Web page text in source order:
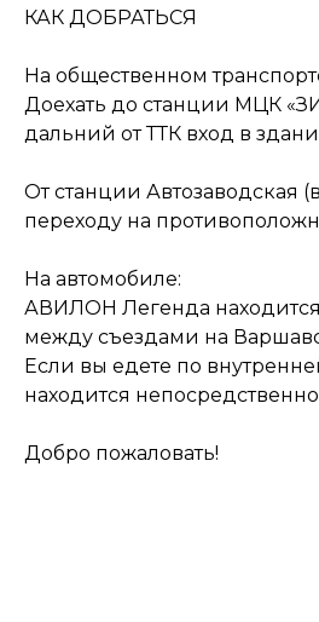
КАК ДОБРАТЬСЯ
На общественном
Доехать до станции МЦК
дальний от ТТК вход в
От станции Автозаводская
переходу на
На автомобиле:
АВИЛОН Легенда находится
между съездами на
Если вы едете по
находится
Добро пожаловать!